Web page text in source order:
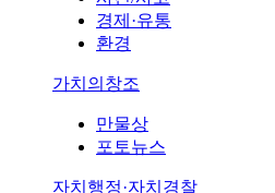
경제·유통
환경
가치의창조
만물상
포토뉴스
자치행정·자치경찰